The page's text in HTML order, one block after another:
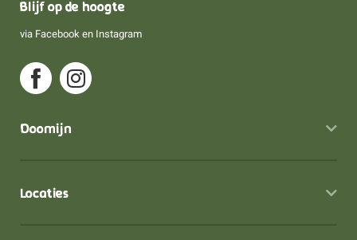
Doomijn
Locaties
Blijf op de hoogte
via Facebook en Instagram